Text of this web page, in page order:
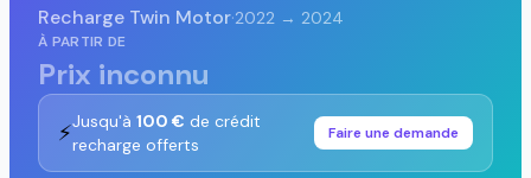
Recharge Twin Motor·2022 → 2024
À PARTIR DE
Prix inconnu
⚡Jusqu'à 100 € de crédit
recharge offerts
Faire une demande